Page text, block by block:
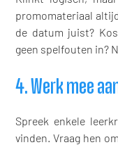
promomateriaal
de datum juist?
geen spelfouten in?
4. Werk mee
Spreek enkele
vinden. Vraag hen